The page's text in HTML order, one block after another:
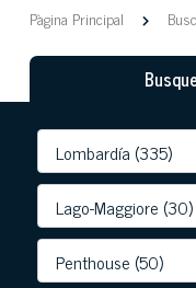
Pàgina Principal